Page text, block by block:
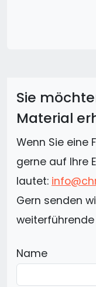
Sie
Material
Wenn Sie eine
gerne auf Ihre
lautet:
Gern senden
Name